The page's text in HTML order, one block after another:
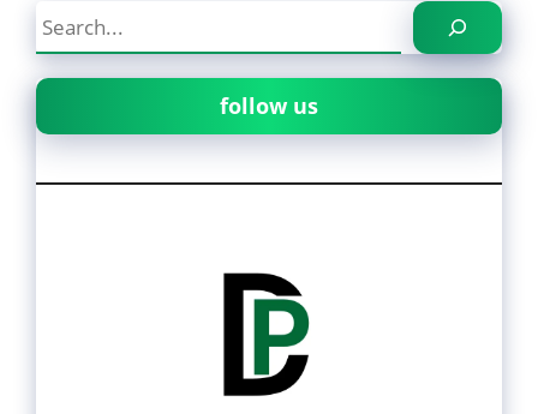
Search
follow us